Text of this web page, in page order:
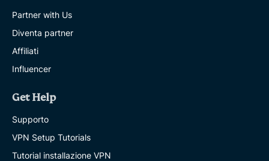
Partner with Us
Diventa partner
Affiliati
Influencer
Get Help
Supporto
VPN Setup Tutorials
Tutorial installazione VPN